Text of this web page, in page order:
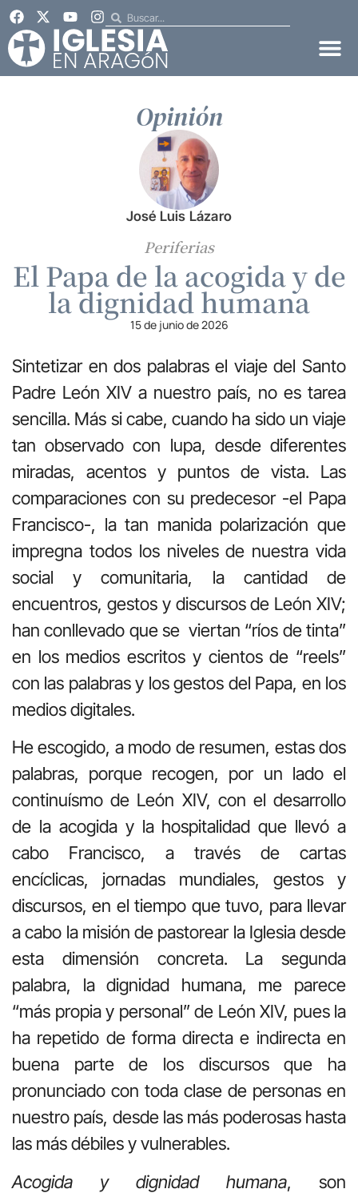
Opinión
José Luis Lázaro
Periferias
El Papa de la acogida y de
la dignidad humana
15 de junio de 2026
Sintetizar en dos palabras el viaje del Santo
Padre León XIV a nuestro país, no es tarea
sencilla. Más si cabe, cuando ha sido un viaje
tan observado con lupa, desde diferentes
miradas, acentos y puntos de vista. Las
comparaciones con su predecesor -el Papa
Francisco-, la tan manida polarización que
impregna todos los niveles de nuestra vida
social y comunitaria, la cantidad de
encuentros, gestos y discursos de León XIV;
han conllevado que se viertan “ríos de tinta”
en los medios escritos y cientos de “reels”
con las palabras y los gestos del Papa, en los
medios digitales.
He escogido, a modo de resumen, estas dos
palabras, porque recogen, por un lado el
continuísmo de León XIV, con el desarrollo
de la acogida y la hospitalidad que llevó a
cabo Francisco, a través de cartas
encíclicas, jornadas mundiales, gestos y
discursos, en el tiempo que tuvo, para llevar
a cabo la misión de pastorear la Iglesia desde
esta dimensión concreta. La segunda
palabra, la dignidad humana, me parece
“más propia y personal” de León XIV, pues la
ha repetido de forma directa e indirecta en
buena parte de los discursos que ha
pronunciado con toda clase de personas en
nuestro país, desde las más poderosas hasta
las más débiles y vulnerables.
Acogida y dignidad humana, son